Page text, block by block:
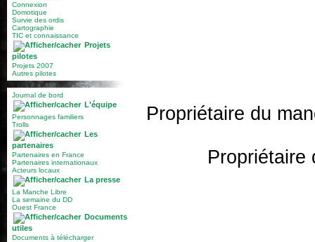
Connexion
Domotique
Survie des ordis
Cartographie
TIC et connaissance
Projets
pilotes
Projets 2007
Autres pilotes
Journal de bord
L'équipe
Personnages familiers
Trolls
Les
partenaires
Partenaires en France
Partenaires internationaux
Acteurs locaux
La presse
La Manche Libre
La semaine du DD
Ouest France
Documents
utiles
Documents à télécharger
Propriétaire du
Propriétaire